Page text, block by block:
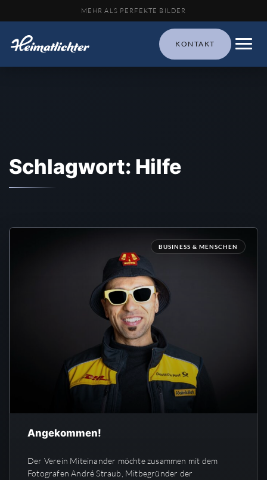
MEHR ALS PERFEKTE BILDER
KONTAKT
Schlagwort: Hilfe
BUSINESS & MENSCHEN
Angekommen!
Der Verein Miteinander möchte zusammen mit dem
Fotografen André Straub, Mitbegründer der